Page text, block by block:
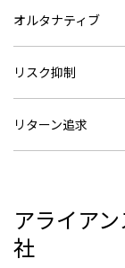
オルタナティブ
リスク抑制
リターン追求
アライア
社